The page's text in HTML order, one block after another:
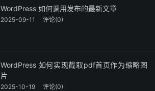
WordPress 如何调用发布的最新文章
2025-09-11 评论(0)
WordPress 如何实现截取pdf首页作为缩略图
片
2025-10-19 评论(0)